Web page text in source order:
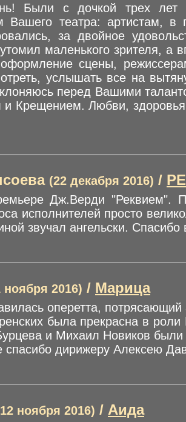
Были с дочкой трех лет
Вашего театра: артистам,
за двойное
маленького зрителя, а
сцены,
услышать все на
перед Вашими
и Крещением. Любви,
(22 декабря 2016) /
Дж.Верди "Реквием".
исполнителей просто
звучал ангельски. Спасибо
ноября 2016) / Марица
оперетта, потрясающий
была прекрасна в
и Михаил Новиков
спасибо дирижеру Алексею
ноября 2016) / Аида